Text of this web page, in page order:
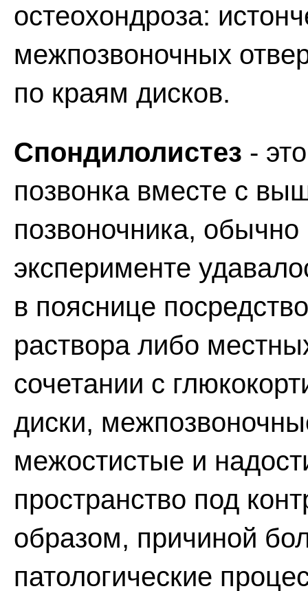
остеохондроза:
межпозвоночных
по краям дисков.
Спондилолистез -
позвонка вместе с
позвоночника,
эксперименте
в пояснице
раствора либо
сочетании с
диски,
межостистые и
пространство под
образом, причиной
патологические